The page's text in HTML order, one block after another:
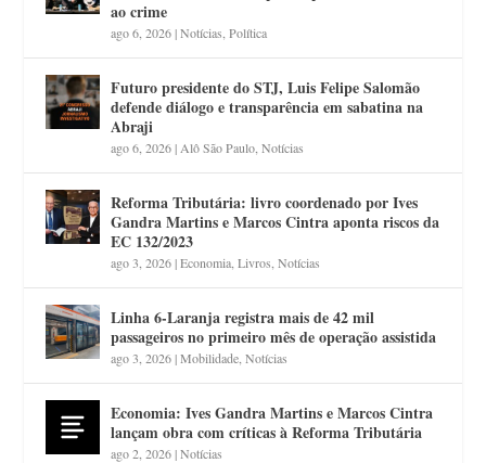
ao crime
ago 6, 2026|Notícias ,Política
Futuro presidente do STJ, Luis Felipe Salomão
defende diálogo e transparência em sabatina na
Abraji
ago 6, 2026| Alô São Paulo ,Notícias
Reforma Tributária: livro coordenado por Ives
Gandra Martins e Marcos Cintra aponta riscos da
EC 132/2023
ago 3, 2026|Economia ,Livros ,Notícias
Linha 6-Laranja registra mais de 42 mil
passageiros no primeiro mês de operação assistida
ago 3, 2026|Mobilidade ,Notícias
Economia: Ives Gandra Martins e Marcos Cintra
lançam obra com críticas à Reforma Tributária
ago 2, 2026|Notícias